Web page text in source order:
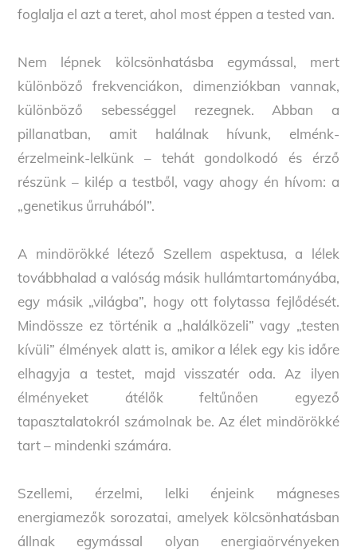
foglalja el azt a teret, ahol most éppen a tested van.
Nem lépnek kölcsönhatásba egymással, mert
különböző frekvenciákon, dimenziókban vannak,
különböző sebességgel rezegnek. Abban a
pillanatban, amit halálnak hívunk, elménk-
érzelmeink-lelkünk – tehát gondolkodó és érző
részünk – kilép a testből, vagy ahogy én hívom: a
„genetikus űrruhából”.
A mindörökké létező Szellem aspektusa, a lélek
továbbhalad a valóság másik hullámtartományába,
egy másik „világba”, hogy ott folytassa fejlődését.
Mindössze ez történik a „halálközeli” vagy „testen
kívüli” élmények alatt is, amikor a lélek egy kis időre
elhagyja a testet, majd visszatér oda. Az ilyen
élményeket átélők feltűnően egyező
tapasztalatokról számolnak be. Az élet mindörökké
tart – mindenki számára.
Szellemi, érzelmi, lelki énjeink mágneses
energiamezők sorozatai, amelyek kölcsönhatásban
állnak egymással olyan energiaörvényeken